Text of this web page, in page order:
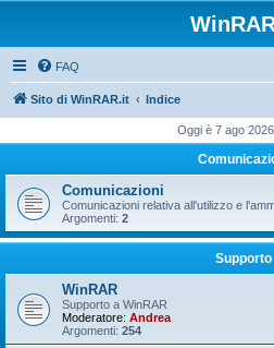
FAQ
Sito di WinRAR.it Indice
Oggi è 7 ago
Comunicazioni
Comunicazioni relativa all'utilizzo e
Argomenti: 2
Supporto
WinRAR
Supporto a WinRAR
Moderatore: Andrea
Argomenti: 254